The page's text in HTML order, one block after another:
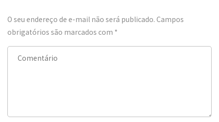
O seu endereço de e-mail não será publicado. Campos
obrigatórios são marcados com *